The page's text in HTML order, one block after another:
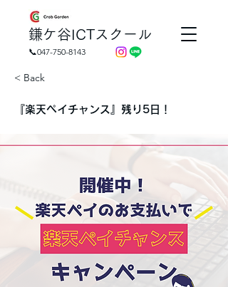
​鎌ケ谷ICTスクール
📞047-750-8143
< Back
『楽天ペイチャンス』残り5日！